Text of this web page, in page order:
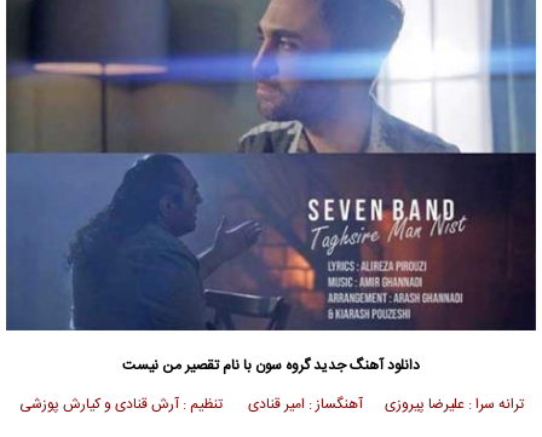
دانلود آهنگ جدیدگروه سون با نام تقصیر من نیست
ترانه سرا : علیرضا پیروزی آهنگساز : امیر قنادی تنظیم : آرش قنادی و کیارش پوزشی